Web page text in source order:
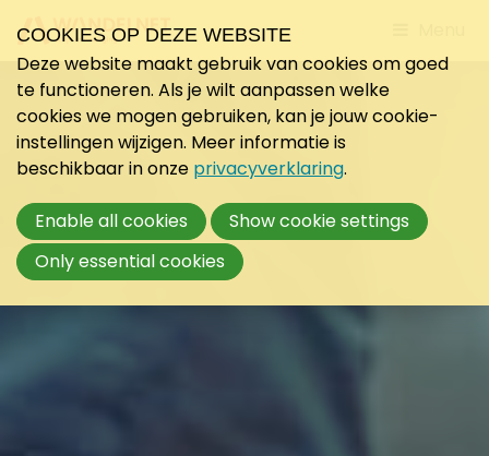
to
COOKIES OP DEZE WEBSITE
Deze website maakt gebruik van cookies om goed
te functioneren. Als je wilt aanpassen welke
cookies we mogen gebruiken, kan je jouw cookie-
instellingen wijzigen. Meer informatie is
beschikbaar in onze privacyverklaring.
Enable all cookies
Show cookie settings
Only essential cookies